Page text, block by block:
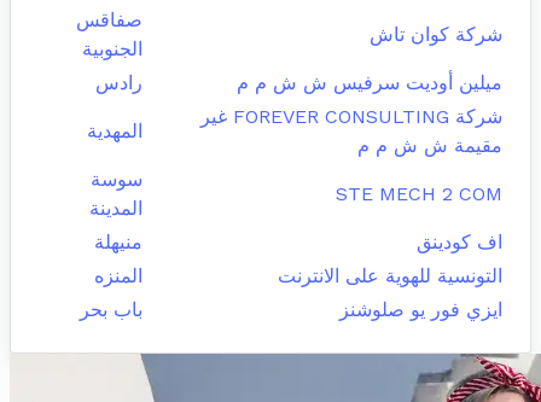
شركة كوان تاش
صفاقس
الجنوبية
ميلين أوديت سرفيس ش ش م م
رادس
شركة FOREVER CONSULTING غير
مقيمة ش ش م م
المهدية
STE MECH 2 COM
سوسة
المدينة
اف كودينق
منيهلة
التونسية للهوية على الانترنت
المنزه
ايزي فور يو صلوشنز
باب بحر